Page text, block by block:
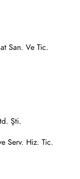
San. Ve Tic.
Şti.
Serv. Hiz. Tic.